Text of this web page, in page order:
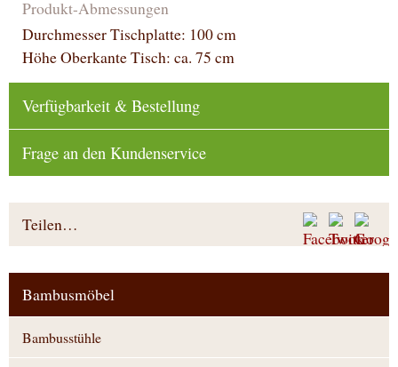
Produkt-Abmessungen
Durchmesser Tischplatte: 100 cm
Höhe Oberkante Tisch: ca. 75 cm
Verfügbarkeit & Bestellung
Frage an den Kundenservice
Teilen…
Bambusmöbel
Bambusstühle